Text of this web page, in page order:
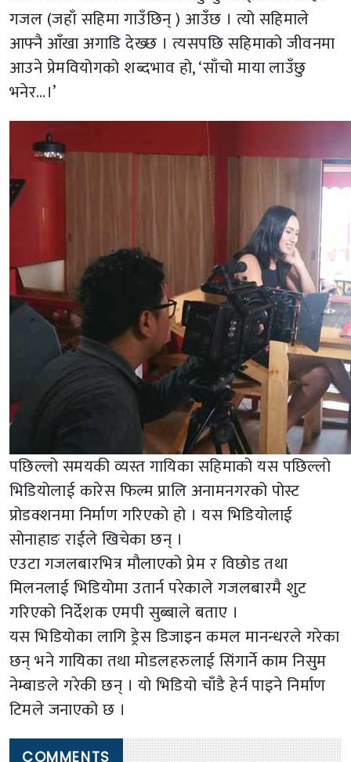
गजल (जहाँ सहिमा गाउँछिन् ) आउँछ । त्यो सहिमाले
आफ्नै आँखा अगाडि देख्छ । त्यसपछि सहिमाको जीवनमा
आउने प्रेमवियोगको शब्दभाव हो, ‘साँचो माया लाउँछु
भनेर…।’
पछिल्लो समयकी व्यस्त गायिका सहिमाको यस पछिल्लो
भिडियोलाई कारेस फिल्म प्रालि अनामनगरको पोस्ट
प्रोडक्शनमा निर्माण गरिएको हो । यस भिडियोलाई
सोनाहाङ राईले खिचेका छन् ।
एउटा गजलबारभित्र मौलाएको प्रेम र विछोड तथा
मिलनलाई भिडियोमा उतार्न परेकाले गजलबारमै शुट
गरिएको निर्देशक एमपी सुब्बाले बताए ।
यस भिडियोका लागि ड्रेस डिजाइन कमल मानन्धरले गरेका
छन् भने गायिका तथा मोडलहरुलाई सिंगार्ने काम निसुम
नेम्बाङले गरेकी छन् । यो भिडियो चाँडै हेर्न पाइने निर्माण
टिमले जनाएको छ ।
COMMENTS